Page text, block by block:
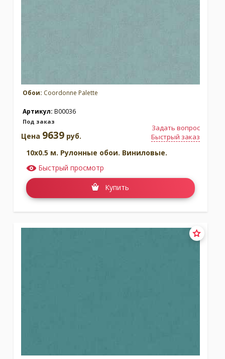
Обои: Coordonne Palette
Артикул: B00036
Под заказ
Задать вопрос
Быстрый заказ
Цена 9639 руб.
10x0.5 м. Рулонные обои. Виниловые.
Быстрый просмотр
Купить